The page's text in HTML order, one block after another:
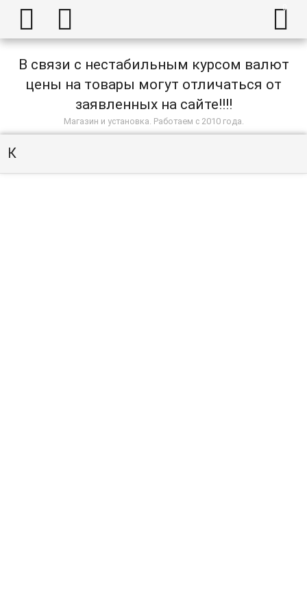
  
В связи с нестабильным курсом валют
цены на товары могут отличаться от
заявленных на сайте!!!!
Магазин и установка. Работаем с 2010 года.
К